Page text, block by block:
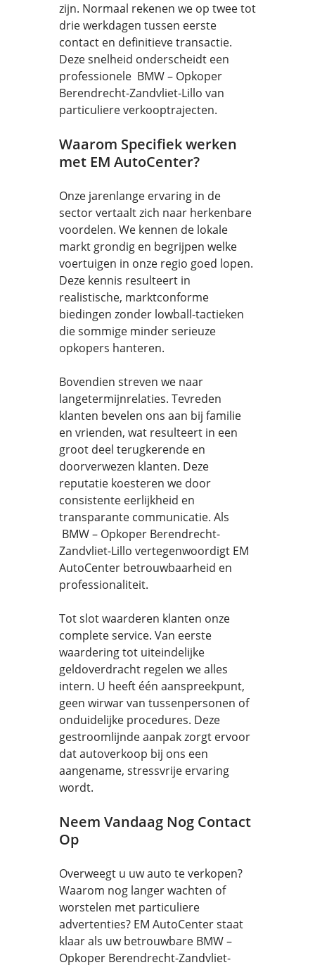
zijn. Normaal rekenen we op twee tot
drie werkdagen tussen eerste
contact en definitieve transactie.
Deze snelheid onderscheidt een
professionele BMW – Opkoper
Berendrecht-Zandvliet-Lillo van
particuliere verkooptrajecten.
Waarom Specifiek werken
met EM AutoCenter?
Onze jarenlange ervaring in de
sector vertaalt zich naar herkenbare
voordelen. We kennen de lokale
markt grondig en begrijpen welke
voertuigen in onze regio goed lopen.
Deze kennis resulteert in
realistische, marktconforme
biedingen zonder lowball-tactieken
die sommige minder serieuze
opkopers hanteren.
Bovendien streven we naar
langetermijnrelaties. Tevreden
klanten bevelen ons aan bij familie
en vrienden, wat resulteert in een
groot deel terugkerende en
doorverwezen klanten. Deze
reputatie koesteren we door
consistente eerlijkheid en
transparante communicatie. Als
BMW – Opkoper Berendrecht-
Zandvliet-Lillo vertegenwoordigt EM
AutoCenter betrouwbaarheid en
professionaliteit.
Tot slot waarderen klanten onze
complete service. Van eerste
waardering tot uiteindelijke
geldoverdracht regelen we alles
intern. U heeft één aanspreekpunt,
geen wirwar van tussenpersonen of
onduidelijke procedures. Deze
gestroomlijnde aanpak zorgt ervoor
dat autoverkoop bij ons een
aangename, stressvrije ervaring
wordt.
Neem Vandaag Nog Contact
Op
Overweegt u uw auto te verkopen?
Waarom nog langer wachten of
worstelen met particuliere
advertenties? EM AutoCenter staat
klaar als uw betrouwbare BMW –
Opkoper Berendrecht-Zandvliet-